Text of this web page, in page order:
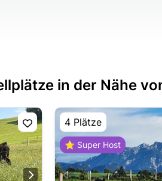
in der Nähe
4 Plätze
⭐ Super Host